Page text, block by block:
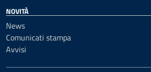
NOVITÀ
News
Comunicati stampa
Avvisi